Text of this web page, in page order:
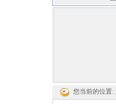
您当前的位置: